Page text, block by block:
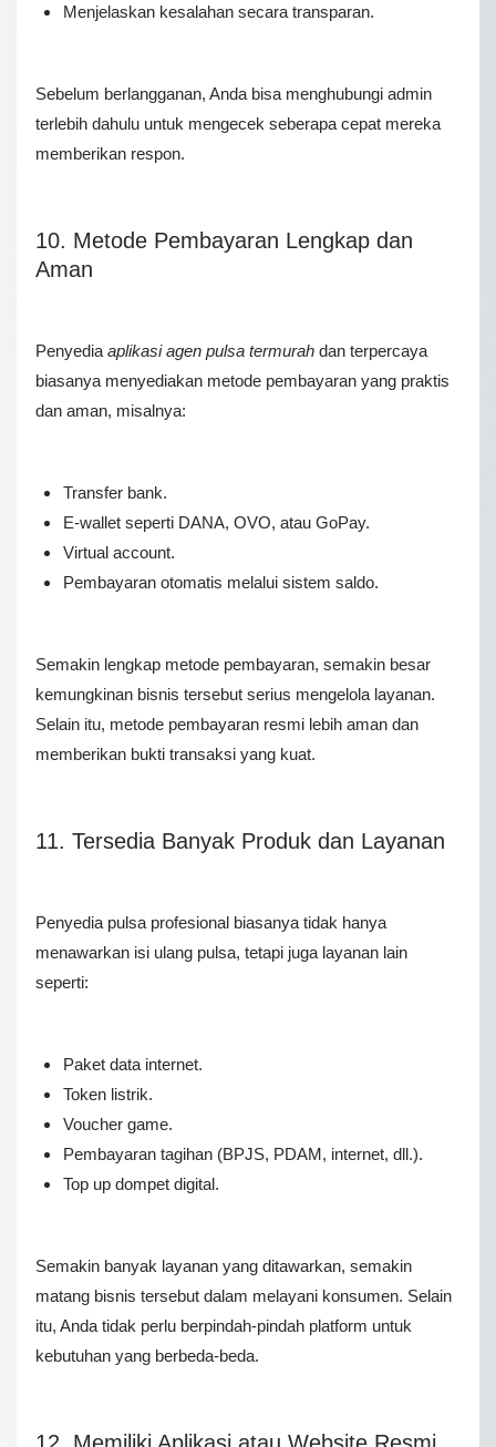
Menjelaskan kesalahan secara transparan.
Sebelum berlangganan, Anda bisa menghubungi admin
terlebih dahulu untuk mengecek seberapa cepat mereka
memberikan respon.
10. Metode Pembayaran Lengkap dan
Aman
Penyedia aplikasi agen pulsa termurah dan terpercaya
biasanya menyediakan metode pembayaran yang praktis
dan aman, misalnya:
Transfer bank.
E-wallet seperti DANA, OVO, atau GoPay.
Virtual account.
Pembayaran otomatis melalui sistem saldo.
Semakin lengkap metode pembayaran, semakin besar
kemungkinan bisnis tersebut serius mengelola layanan.
Selain itu, metode pembayaran resmi lebih aman dan
memberikan bukti transaksi yang kuat.
11. Tersedia Banyak Produk dan Layanan
Penyedia pulsa profesional biasanya tidak hanya
menawarkan isi ulang pulsa, tetapi juga layanan lain
seperti:
Paket data internet.
Token listrik.
Voucher game.
Pembayaran tagihan (BPJS, PDAM, internet, dll.).
Top up dompet digital.
Semakin banyak layanan yang ditawarkan, semakin
matang bisnis tersebut dalam melayani konsumen. Selain
itu, Anda tidak perlu berpindah-pindah platform untuk
kebutuhan yang berbeda-beda.